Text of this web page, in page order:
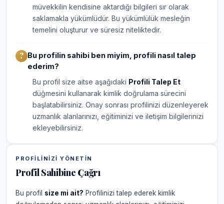
müvekkilin kendisine aktardığı bilgileri sır olarak
saklamakla yükümlüdür. Bu yükümlülük mesleğin
temelini oluşturur ve süresiz niteliktedir.
Bu profilin sahibi ben miyim, profili nasıl talep
ederim?
Bu profil size aitse aşağıdaki Profili Talep Et
düğmesini kullanarak kimlik doğrulama sürecini
başlatabilirsiniz. Onay sonrası profilinizi düzenleyerek
uzmanlık alanlarınızı, eğitiminizi ve iletişim bilgilerinizi
ekleyebilirsiniz.
PROFILINIZI YÖNETIN
Profil Sahibine Çağrı
Bu profil size mi ait? Profilinizi talep ederek kimlik